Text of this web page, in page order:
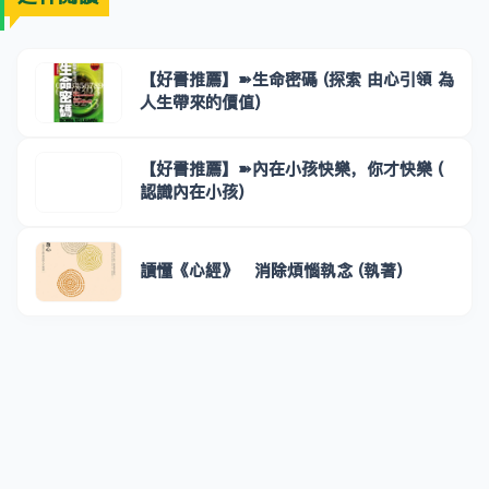
【好書推薦】➽生命密碼 (探索 由心引領 為
人生帶來的價值)
【好書推薦】➽內在小孩快樂，你才快樂 (
認識內在小孩)
讀懂《心經》 消除煩惱執念 (執著)